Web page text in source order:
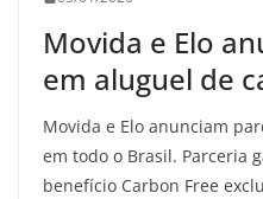
Movida e Elo
em aluguel de
Movida e Elo anunciam
em todo o Brasil. Parceria
benefício Carbon Free